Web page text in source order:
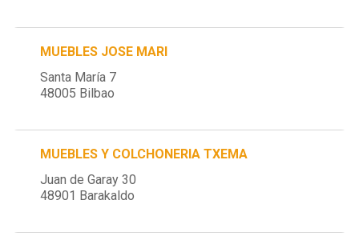
MUEBLES JOSE MARI
Santa María 7
48005 Bilbao
MUEBLES Y COLCHONERIA TXEMA
Juan de Garay 30
48901 Barakaldo